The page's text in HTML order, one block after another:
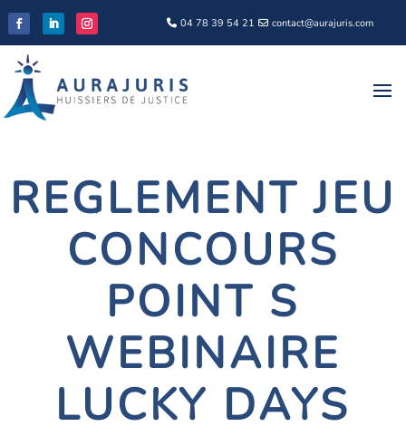
04 78 39 54 21 contact@aurajuris.com
REGLEMENT JEU
CONCOURS
POINT S
WEBINAIRE
LUCKY DAYS